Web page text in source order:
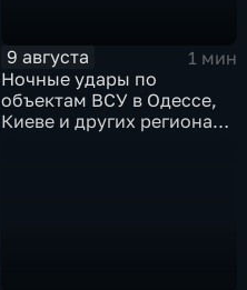
9 августа
1 мин
Ночные удары по
объектам ВСУ в Одессе,
Киеве и других регионах